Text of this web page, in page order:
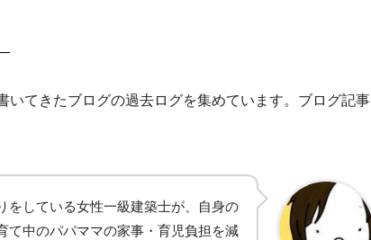
いてきたブログの過去ログを集めています。ブログ記事
をしている女性一級建築士が、自身の
て中のパパママの家事・育児負担を減